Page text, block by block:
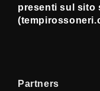
presenti sul sito
Partners